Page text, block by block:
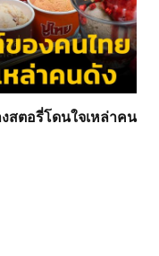
สตอรี่โดนใจเหล่าคน